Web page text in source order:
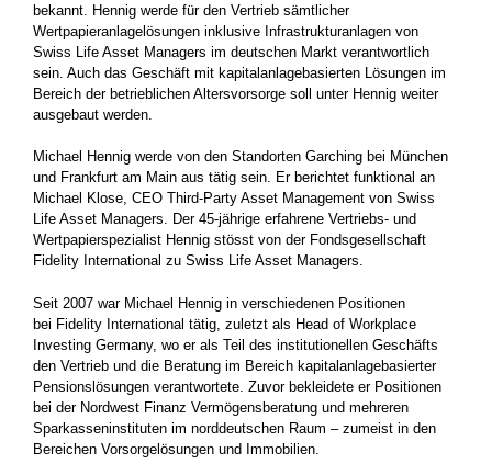
bekannt. Hennig werde für den Vertrieb sämtlicher
Wertpapieranlagelösungen inklusive Infrastrukturanlagen von
Swiss Life Asset Managers im deutschen Markt verantwortlich
sein. Auch das Geschäft mit kapitalanlagebasierten Lösungen im
Bereich der betrieblichen Altersvorsorge soll unter Hennig weiter
ausgebaut werden.
Michael Hennig werde von den Standorten Garching bei München
und Frankfurt am Main aus tätig sein. Er berichtet funktional an
Michael Klose, CEO Third-Party Asset Management von Swiss
Life Asset Managers. Der 45-jährige erfahrene Vertriebs- und
Wertpapierspezialist Hennig stösst von der Fondsgesellschaft
Fidelity International zu Swiss Life Asset Managers.
Seit 2007 war Michael Hennig in verschiedenen Positionen
bei Fidelity International tätig, zuletzt als Head of Workplace
Investing Germany, wo er als Teil des institutionellen Geschäfts
den Vertrieb und die Beratung im Bereich kapitalanlagebasierter
Pensionslösungen verantwortete. Zuvor bekleidete er Positionen
bei der Nordwest Finanz Vermögensberatung und mehreren
Sparkasseninstituten im norddeutschen Raum – zumeist in den
Bereichen Vorsorgelösungen und Immobilien.